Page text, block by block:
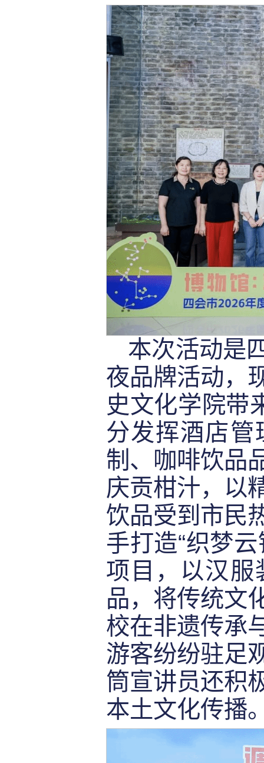
本次活动是
夜品牌活动，
史文化学院带
分发挥酒店管
制、咖啡饮品
庆贡柑汁，以
饮品受到市民
手打造“织梦
项目，以汉服
品，将传统文
校在非遗传承
游客纷纷驻足
筒宣讲员还积
本土文化传播